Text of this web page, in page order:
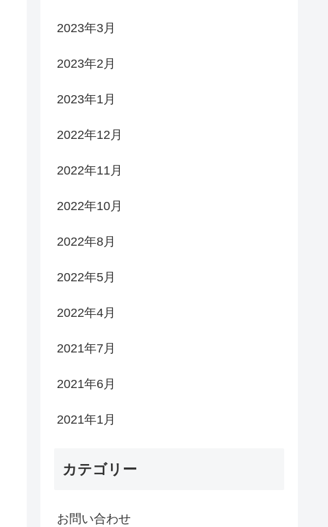
2023年3月
2023年2月
2023年1月
2022年12月
2022年11月
2022年10月
2022年8月
2022年5月
2022年4月
2021年7月
2021年6月
2021年1月
カテゴリー
お問い合わせ